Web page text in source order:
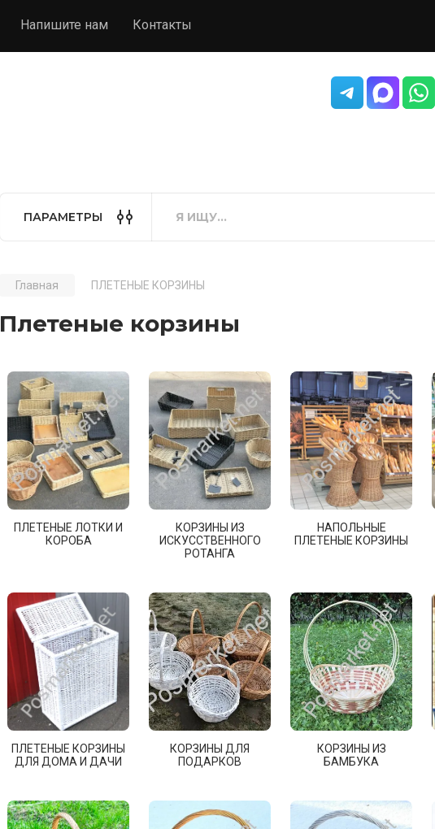
Напишите нам Контакты
ПАРАМЕТРЫ
Главная ПЛЕТЕНЫЕ КОРЗИНЫ
Плетеные корзины
ПЛЕТЕНЫЕ ЛОТКИ И
КОРОБА
КОРЗИНЫ ИЗ
ИСКУССТВЕННОГО
РОТАНГА
НАПОЛЬНЫЕ
ПЛЕТЕНЫЕ КОРЗИНЫ
ПЛЕТЕНЫЕ КОРЗИНЫ
ДЛЯ ДОМА И ДАЧИ
КОРЗИНЫ ДЛЯ
ПОДАРКОВ
КОРЗИНЫ ИЗ
БАМБУКА